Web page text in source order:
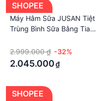
SHOPEE
Máy Hâm Sữa JUSAN Tiệt
Trùng Bình Sữa Bằng Tia
Đun Nước Pha Sữa Siêu Tốc,
Tặng Kèm Ấm Đun Nước
2.999.000 ₫ -32%
2.045.000₫
SHOPEE